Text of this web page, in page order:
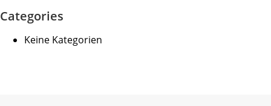
Categories
Keine Kategorien